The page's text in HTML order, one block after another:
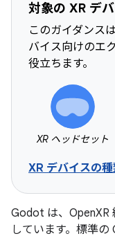
対象の XR デ
このガイダンス
バイス向けのエ
役立ちます。
XR ヘッドセット
XR デバイスの
Godot は、OpenXR
しています。標準の